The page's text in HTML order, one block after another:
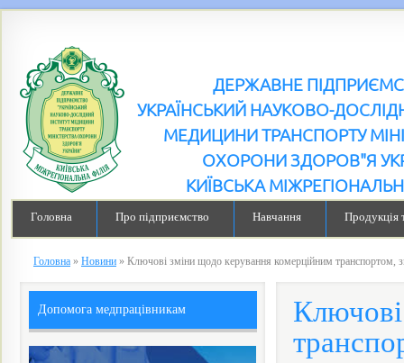
ДЕРЖАВНЕ
УКРАЇНСЬКИЙ НАУКОВО-
МЕДИЦИНИ ТРАНСПОРТУ
ОХОРОНИ ЗДОРОВ"Я
КИЇВСЬКА
Головна Про підприємство Навчання Продукція
Головна » Новини » Ключові зміни щодо керування комерційним транспортом,
Допомога медпрацівникам